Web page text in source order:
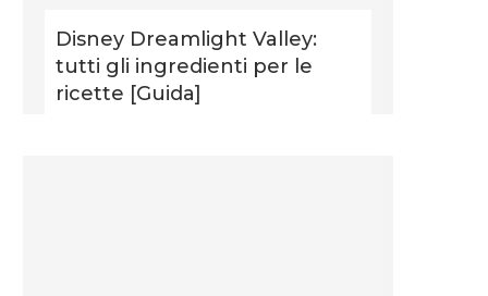
Disney Dreamlight Valley:
tutti gli ingredienti per le
ricette [Guida]